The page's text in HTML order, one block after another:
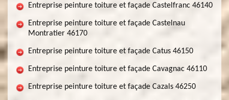
Entreprise peinture toiture et façade Castelfranc 46140
Entreprise peinture toiture et façade Castelnau
Montratier 46170
Entreprise peinture toiture et façade Catus 46150
Entreprise peinture toiture et façade Cavagnac 46110
Entreprise peinture toiture et façade Cazals 46250